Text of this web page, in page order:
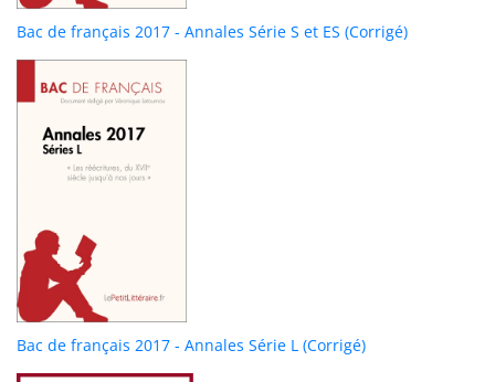
Bac de français 2017 - Annales Série S et ES (Corrigé)
Bac de français 2017 - Annales Série L (Corrigé)